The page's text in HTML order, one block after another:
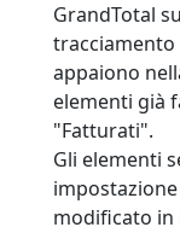
GrandTotal
appaiono
elementi già
"Fatturati".
Gli elementi
modificato in